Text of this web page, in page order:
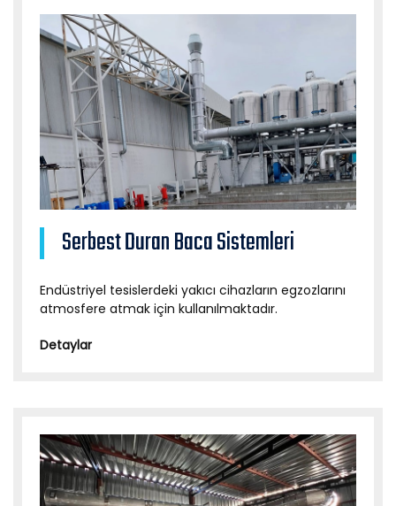
Serbest Duran Baca Sistemleri
Endüstriyel tesislerdeki yakıcı cihazların egzozlarını
atmosfere atmak için kullanılmaktadır.
Detaylar